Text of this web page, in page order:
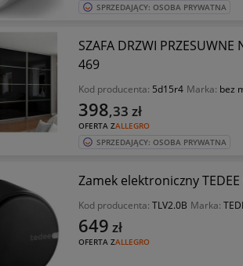
SPRZEDAJĄCY: OSOBA PRYWATNA
SZAFA DRZWI
469
Kod producenta: 5d15r4 Marka: bez
OFERTA ZALLEGRO
398,33 zł
SPRZEDAJĄCY: OSOBA PRYWATNA
Zamek elektroniczny TEDEE
Kod producenta: TLV2.0B Marka:
OFERTA ZALLEGRO
649 zł